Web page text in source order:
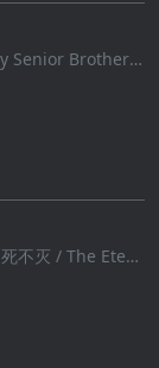
别名：我师兄实在太稳健了 / My Senior Brother is Too Steady
别名：不死不灭之少主出山 / 不死不灭‎ / The Eternal Strife